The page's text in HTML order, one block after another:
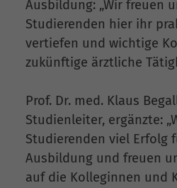
Ausbildung: „Wir freuen
Studierenden hier ihr
vertiefen und wichtige
zukünftige ärztliche
Prof. Dr. med. Klaus
Studienleiter, ergänzte:
Studierenden viel Erfolg
Ausbildung und freuen
auf die Kolleginnen und